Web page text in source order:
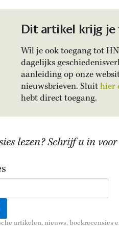
Dit artikel krijg je
Wil je ook toegang tot
dagelijks
aanleiding op onze
nieuwsbrieven. Sluithier
hebt direct toegang.
lezen? Schrijf u in
artikelen, nieuws, boekrecensies